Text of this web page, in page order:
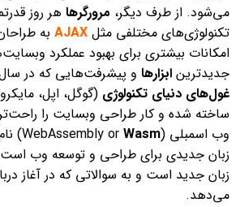
می‌شود. از طرف دیگر، مرورگرها هر روز
تکنولوژی‌های مختلفی مثل AJAX به
امکانات بیشتری برای بهبود عملکرد
جدیدترین ابزارها و پیشرفت‌هایی که در
غول‌های دنیای تکنولوژی (گوگل، اپل،
ساخته شده و کار طراحی وبسایت را
وب اسمبلی (WebAssembly orWasm
زبان جدیدی برای طراحی و توسعه وب است.
زبان جدید است و به سوالاتی که در آغاز
می‌دهد.